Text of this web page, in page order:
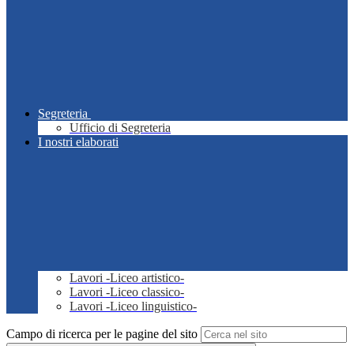
Segreteria
Ufficio di Segreteria
I nostri elaborati
Lavori -Liceo artistico-
Lavori -Liceo classico-
Lavori -Liceo linguistico-
Campo di ricerca per le pagine del sito